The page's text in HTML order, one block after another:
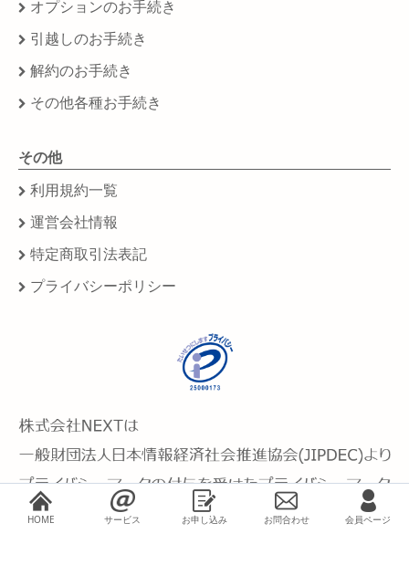
オプションのお手続き
引越しのお手続き
解約のお手続き
その他各種お手続き
その他
利用規約一覧
運営会社情報
特定商取引法表記
プライバシーポリシー
HOME サービス お申し込み お問合わせ 会員ページ